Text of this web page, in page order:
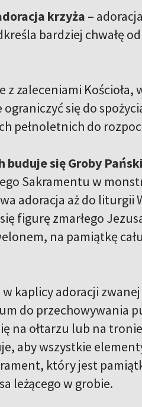
krzyża –
bardziej chwałę
z zaleceniami Kościoła,
się do
pełnoletnich do
buduje się Groby
Sakramentu w
adoracja aż do liturgii
figurę zmarłego
na pamiątkę
kaplicy adoracji
do przechowywania
na ołtarzu lub na
aby wszystkie
który jest
leżącego w grobie.